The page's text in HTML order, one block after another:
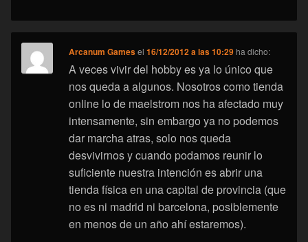
Arcanum Gamesel16/12/2012 a las 10:29 ha dicho:
A veces vivir del hobby es ya lo único que
nos queda a algunos. Nosotros como tienda
online lo de maelstrom nos ha afectado muy
intensamente, sin embargo ya no podemos
dar marcha atras, solo nos queda
desvivirnos y cuando podamos reunir lo
suficiente nuestra intención es abrir una
tienda física en una capital de provincia (que
no es ni madrid ni barcelona, posiblemente
en menos de un año ahí estaremos).